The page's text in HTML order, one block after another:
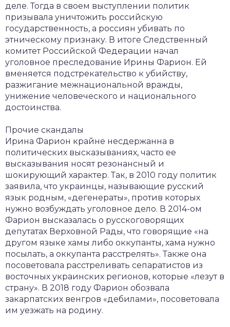
деле. Тогда в своем выступлении политик
призывала уничтожить российскую
государственность, а россиян убивать по
этническому признаку. В итоге Следственный
комитет Российской Федерации начал
уголовное преследование Ирины Фарион. Ей
вменяется подстрекательство к убийству,
разжигание межнациональной вражды,
унижение человеческого и национального
достоинства.
Прочие скандалы
Ирина Фарион крайне несдержанна в
политических высказываниях, часто ее
высказывания носят резонансный и
шокирующий характер. Так, в 2010 году политик
заявила, что украинцы, называющие русский
язык родным, «дегенераты», против которых
нужно возбуждать уголовное дело. В 2014-ом
Фарион высказалась о русскоговорящих
депутатах Верховной Рады, что говорящие «на
другом языке хамы либо оккупанты, хама нужно
посылать, а оккупанта расстрелять». Также она
посоветовала расстреливать сепаратистов из
восточных украинских регионов, которые «лезут в
страну». В 2018 году Фарион обозвала
закарпатских венгров «дебилами», посоветовала
им уезжать на родину.